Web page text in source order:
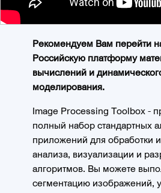
Рекомендуем Вам перейти
Российскую платформу
вычислений и
моделирования.
Image Processing Toolbox -
полный набор стандартных
приложений для обработки
анализа, визуализации и
алгоритмов. Вы можете
сегментацию изображений,